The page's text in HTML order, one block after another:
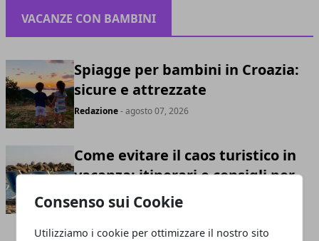
Consenso sui Cookie
Utilizziamo i cookie per ottimizzare il nostro sito
VACANZE CON BAMBINI
Spiagge per bambini in Croazia:
sicure e attrezzate
Redazione- agosto 07, 2026
Come evitare il caos turistico in
vacanza: itinerari e consigli per
un soggiorno rilassante